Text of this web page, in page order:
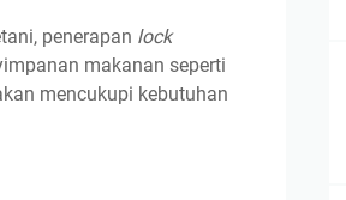
penerapan lock
makanan seperti
mencukupi kebutuhan